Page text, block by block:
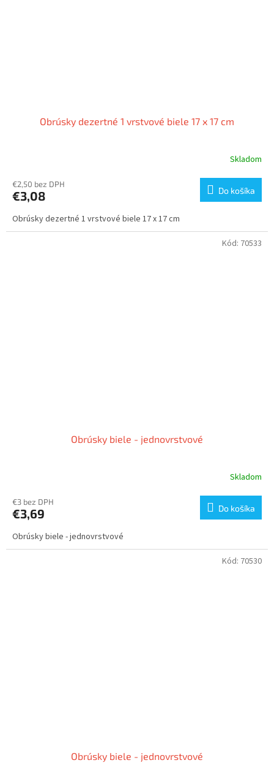
Obrúsky dezertné 1 vrstvové biele 17 x 17 cm
Skladom
€2,50 bez DPH
€3,08 Do košíka
Obrúsky dezertné 1 vrstvové biele 17 x 17 cm
Obrúsky biele - jednovrstvové
Skladom
€3 bez DPH
€3,69 Do košíka
Obrúsky biele - jednovrstvové
Kód: 70533
Obrúsky biele - jednovrstvové
Kód: 70530